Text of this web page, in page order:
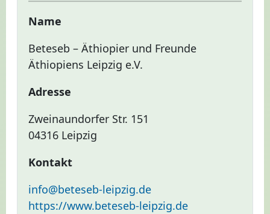
Name
Beteseb – Äthiopier und Freunde
Äthiopiens Leipzig e.V.
Adresse
Zweinaundorfer Str. 151
04316 Leipzig
Kontakt
info@beteseb-leipzig.de
https://www.beteseb-leipzig.de